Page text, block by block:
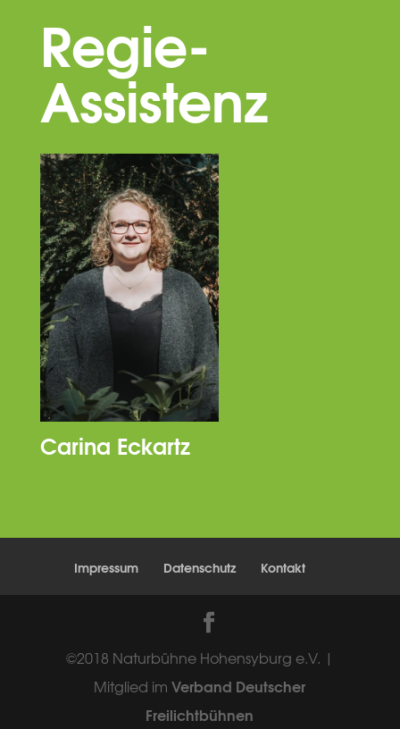
Regie-
Assistenz
Carina Eckartz
Impressum Datenschutz Kontakt
©2018 Naturbühne Hohensyburg e.V. |
Mitglied imVerband Deutscher
Freilichtbühnen